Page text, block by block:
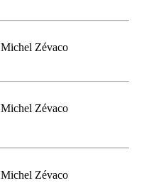
Michel Zévaco
Michel Zévaco
Michel Zévaco